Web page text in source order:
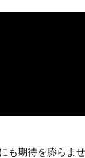
期待を膨らま